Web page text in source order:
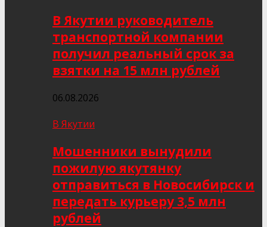
В Якутии руководитель
транспортной компании
получил реальный срок за
взятки на 15 млн рублей
06.08.2026
В Якутии
Мошенники вынудили
пожилую якутянку
отправиться в Новосибирск и
передать курьеру 3,5 млн
рублей